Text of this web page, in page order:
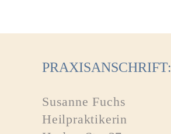
PRAXISANSCHRIFT:
Susanne Fuchs
Heilpraktikerin